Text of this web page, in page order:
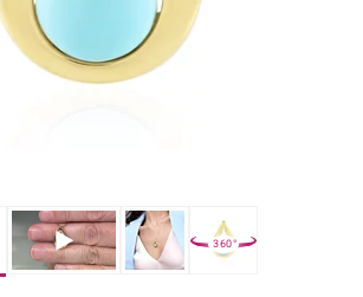
360°